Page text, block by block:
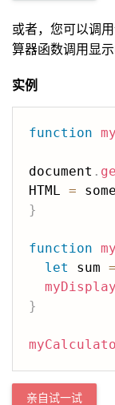
或者，您可以调
算器函数调用显
实例
function
document .
HTML = some
}
function
let
sum =
}
亲自试一试